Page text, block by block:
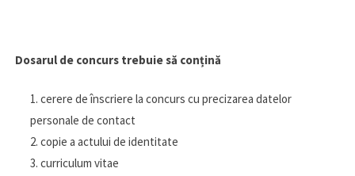
Dosarul de concurs trebuie să conțină
cerere de înscriere la concurs cu precizarea datelor
personale de contact
copie a actului de identitate
curriculum vitae